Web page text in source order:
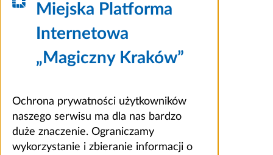
Miejska Platforma
Internetowa
„Magiczny Kraków”
Ochrona prywatności użytkowników
naszego serwisu ma dla nas bardzo
duże znaczenie. Ograniczamy
wykorzystanie i zbieranie informacji o